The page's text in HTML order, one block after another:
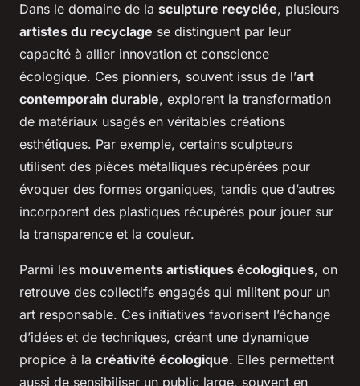
Dans le domaine de la sculpture recyclée, plusieurs
artistes du recyclage se distinguent par leur
capacité à allier innovation et conscience
écologique. Ces pionniers, souvent issus de l’art
contemporain durable, explorent la transformation
de matériaux usagés en véritables créations
esthétiques. Par exemple, certains sculpteurs
utilisent des pièces métalliques récupérées pour
évoquer des formes organiques, tandis que d’autres
incorporent des plastiques récupérés pour jouer sur
la transparence et la couleur.
Parmi les mouvements artistiques écologiques, on
retrouve des collectifs engagés qui militent pour un
art responsable. Ces initiatives favorisent l’échange
d’idées et de techniques, créant une dynamique
propice à la créativité écologique. Elles permettent
aussi de sensibiliser un public large, souvent en